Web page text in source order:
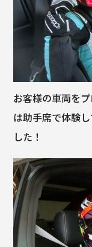
お客様の車両を
は助手席で体験
した！